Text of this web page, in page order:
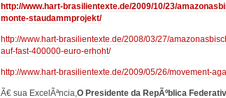
http://www.hart-brasilientexte.de/2009/10/23/
monte-staudammprojekt/
http://www.hart-brasilientexte.de/2008/03/27/
auf-fast-400000-euro-erhoht/
http://www.hart-brasilientexte.de/2009/05/26/movement-
Ã€ sua ExcelÃªncia,O Presidente da RepÃºblica